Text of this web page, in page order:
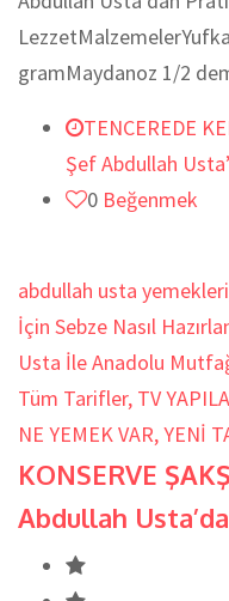
gramMaydanoz 1/2
TENCEREDE
Şef Abdullah
0 Beğenmek
abdullah usta yemekleri
İçin Sebze Nasıl
Usta İle Anadolu
Tüm Tarifler, TV
NE YEMEK VAR,YENİ
KONSERVE
Abdullah